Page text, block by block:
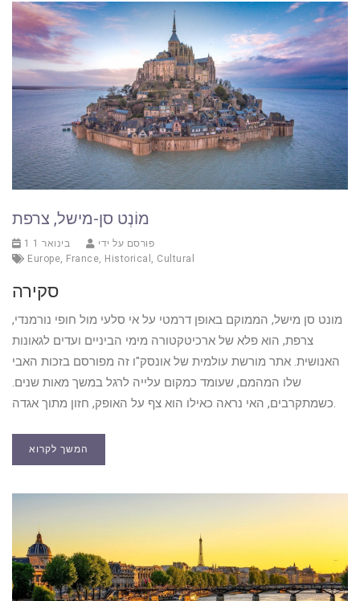
מוֹנְט סן-מישל, צרפת
1 בינואר 1
פורסם על ידי
Europe, France, Historical , Cultural
סקירה
מונט סן מישל, הממוקם באופן דרמטי על אי סלעי מול חופי נורמנדי,
צרפת, הוא פלא של ארכיטקטורה מימי הביניים ועדים לגאונות
האנושית. אתר מורשת עולמית של אונסק"ו זה מפורסם בזכות האבי
שלו המהמם, שעומד כמקום עלייה לרגל במשך מאות שנים.
כשמתקרבים, האי נראה כאילו הוא צף על האופק, חזון מתוך אגדה.
המשך לקרוא